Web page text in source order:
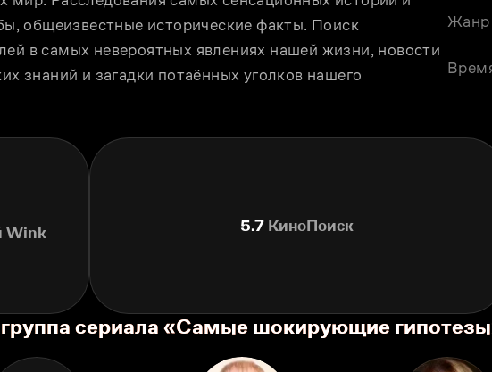
общеизвестные исторические факты. Поиск
в самых невероятных явлениях нашей жизни, новости
знаний и загадки потаённых уголков нашего
Жанр
Wink
5.7 КиноПоиск
сериала «Самые шокирующие